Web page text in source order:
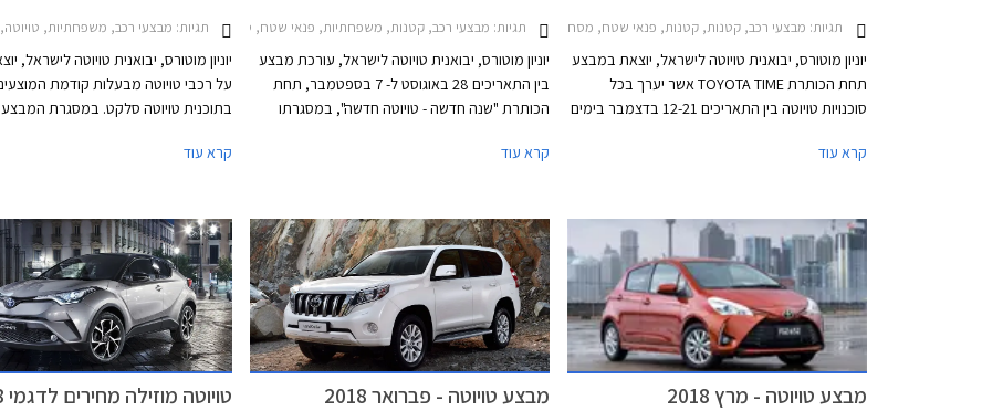
תגיות: מבצעי רכב, קטנות, קטנות, פנאי שטח, מסחרי, משפחתיות, מיניוואנים, טויוטה, טויוטה אוריס הייבריד 2015-2019, טויוטה C-HR 2017-2019, טויוטה אייגו 2016-2018, טויוטה היילקס קבינה כפולה 2015-2020, טויוטה יאריס הייבריד 2017-2020טויוטה יאריס 2017-2020
יוניון מוטורס, יבואנית טויוטה לישראל, יוצאת במבצע
תחת הכותרת TOYOTA TIME אשר יערך בכל
סוכנויות טויוטה בין התאריכים 12-21 בדצמבר בימים
במסגרת המבצע יוצעו לרוכשים הנחות ממחיר
קרא עוד
תגיות: מבצעי רכב, קטנות, משפחתיות, פנאי שטח, טויוטה, טויוטה אוריס הייבריד 2015-2019, טויוטה ראב 4 2016-2018, טויוטה קורולה 2016-2018, טויוטה פריוס 2016-2019, טויוטה יאריס הייבריד 2017-2020, טויוטה C-HR 2017-2019מחירון רכב
יוניון מוטורס, יבואנית טויוטה לישראל, עורכת מבצע
בין התאריכים 28 באוגוסט ל- 7 בספטמבר, תחת
הכותרת "שנה חדשה - טויוטה חדשה", במסגרתו
בין השעות 8:00-15:00.
קרא עוד
תגיות: מבצעי רכב, משפחתיות, טויוטה, טויוטה אוריס 2015-2018, טויוטה אוריס הייבריד 2015-2019, טויוטה קורולה 2016-
יוניון מוטורס, יבואנית טויוטה לישראל,
על רכבי טויוטה מבעלות קודמת
בתוכנית טויוטה סלקט. במסגרת
מקומית לרוכשי רכבי יד שניה מדגמי
1,500 ₪ באגרת רישוי לרכב, בהתאם
התעבורה.
קרא עוד
מבצע טויוטה - מרץ 2018 מבצע טויוטה - פברואר 2018 טויוטה מוזילה מחירים לדגמי 2018